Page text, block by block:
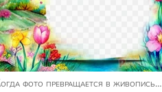
Когда фото превращается в живопись…